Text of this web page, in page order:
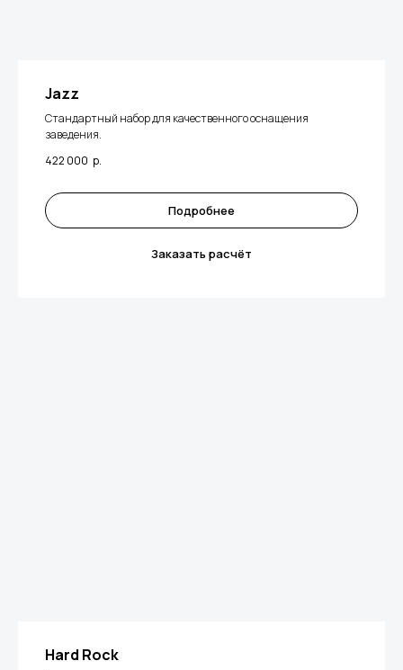
Jazz
Стандартный набор для качественного оснащения
заведения.
422 000 р.
Подробнее
Заказать расчёт
Hard Rock